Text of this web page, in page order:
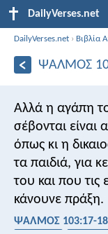
DailyVerses.net
DailyVerses.net › Βιβλία
ΨΑΛΜΌΣ
Αλλά η αγάπη
σέβονται είναι
όπως κι η
τα παιδιά, για
του και που τις
κάνουνε πράξη.
ΨΑΛΜΌΣ 103:17-18